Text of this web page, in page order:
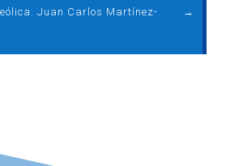
eólica. Juan Carlos Martínez-
→